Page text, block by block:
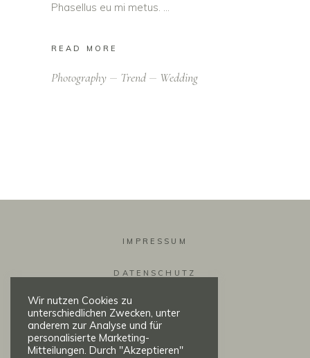
Phasellus eu mi metus.
READ MORE
Photography Trend Wedding
IMPRESSUM
DATENSCHUTZ
KONTAKT
Wir nutzen Cookies zu
unterschiedlichen Zwecken, unter
anderem zur Analyse und für
personalisierte Marketing-
Mitteilungen. Durch "Akzeptieren"